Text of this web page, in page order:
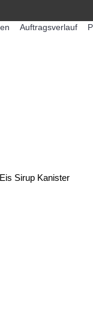
Auftragsverlauf
Sirup Kanister